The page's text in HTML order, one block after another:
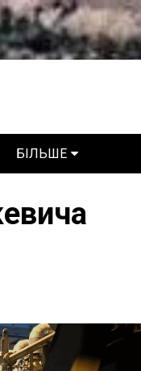
БІЛЬШЕ
ЗРОБЛЕНО В УКРАЇНІ
ГОВОРЯТЬ КОМПАНІЇ
КОНФЛІКТНІ НАДРА